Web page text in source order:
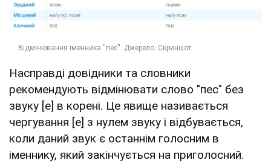
Насправді довідники та словники
рекомендують відмінювати слово "пес" без
звуку [е] в корені. Це явище називається
чергування [е] з нулем звуку і відбувається,
коли даний звук є останнім голосним в
іменнику, який закінчується на приголосний.